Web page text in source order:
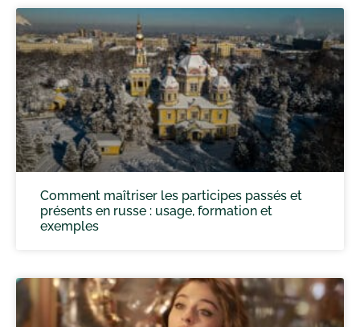
Comment maîtriser les participes passés et
présents en russe : usage, formation et
exemples